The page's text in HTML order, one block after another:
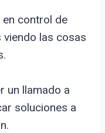
en control de
viendo las cosas
un llamado a
soluciones a